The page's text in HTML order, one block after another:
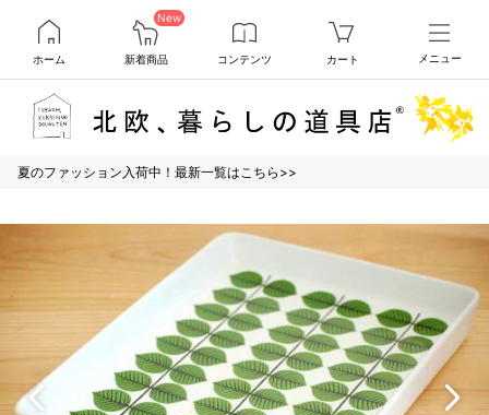
ホーム
New
新着商品 コンテンツ カート メニュー
夏のファッション入荷中！最新一覧はこちら>>